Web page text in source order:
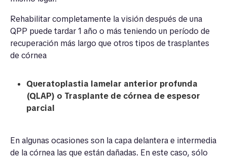
Rehabilitar completamente la visión después de una
QPP puede tardar 1 año o más teniendo un período de
recuperación más largo que otros tipos de trasplantes
de córnea
Queratoplastia lamelar anterior profunda
(QLAP) o Trasplante de córnea de espesor
parcial
En algunas ocasiones son la capa delantera e intermedia
de la córnea las que están dañadas. En este caso, sólo